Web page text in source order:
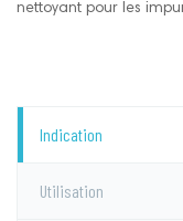
nettoyant pour les
Indication
Utilisation